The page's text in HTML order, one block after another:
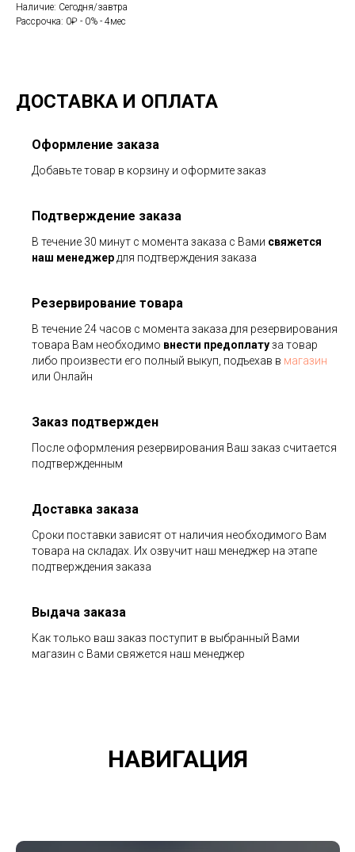
Наличие: Сегодня/завтра
Рассрочка: 0₽ - 0% - 4мес
ДОСТАВКА И ОПЛАТА
Оформление заказа
Добавьте товар в корзину и оформите заказ
Подтверждение заказа
В течение 30 минут с момента заказа с Вами свяжется
наш менеджердля подтверждения заказа
Резервирование товара
В течение 24 часов с момента заказа для резервирования
товара Вам необходимо внести предоплатуза товар
либо произвести его полный выкуп, подъехав в магазин
или Онлайн
Заказ подтвержден
После оформления резервирования Ваш заказ считается
подтвержденным
Доставка заказа
Сроки поставки зависят от наличия необходимого Вам
товара на складах. Их озвучит наш менеджер на этапе
подтверждения заказа
Выдача заказа
Как только ваш заказ поступит в выбранный Вами
магазин с Вами свяжется наш менеджер
НАВИГАЦИЯ